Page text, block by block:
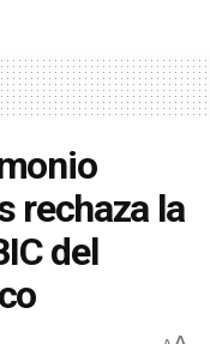
rechaza la
del